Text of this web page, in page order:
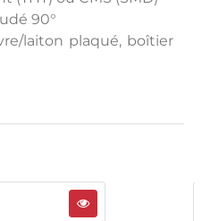
90°
laiton plaqué, boîtier